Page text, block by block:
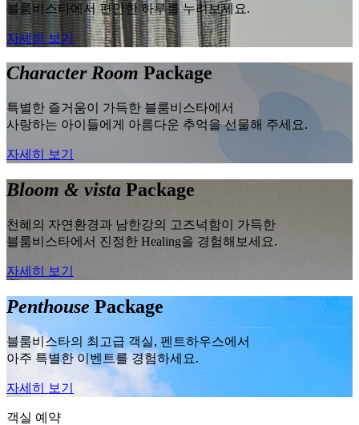
블룸비스타에서 편안한 하루를 누려보세요.
자세히 보기
Character Room Package
특별한 즐거움이 가득한 블룸비스타에서
사랑하는 아이들에게 아름다운 추억을 선물해 주세요.
자세히 보기
Bloom & vista Package
천혜의 자연환경과 남한강의 고즈넉함이 가득한
블룸비스타에서 진정한 Healing을 경험해보세요.
자세히 보기
Penthouse Package
블룸비스타의 최고급 객실, 펜트하우스에서
아주 특별한 이벤트를 경험하세요.
자세히 보기
객실 예약